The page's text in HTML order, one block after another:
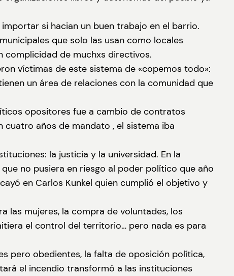
si hacian un buen trabajo en el barrio.
que solo las usan como locales
complicidad de muchxs directivos.
víctimas de este sistema de «copemos todo»:
un área de relaciones con la comunidad que
opositores fue a cambio de contratos
años de mandato , el sistema iba
la justicia y la universidad. En la
no pusiera en riesgo al poder político que año
en Carlos Kunkel quien cumplió el objetivo y
las mujeres, la compra de voluntades, los
el control del territorio… pero nada es para
pero obedientes, la falta de oposición política,
el incendio transformó a las instituciones